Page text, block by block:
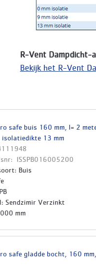
R-Vent Dampdicht-
Bekijk het R-Vent
safe buis 160 mm, l= 2
isolatiedikte 13 mm
ISSPB016005200
Buis
Sendzimir Verzinkt
mm
safe gladde bocht, 160